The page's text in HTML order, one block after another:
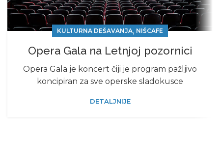
KULTURNA DEŠAVANJA, NIŠCAFE
Opera Gala na Letnjoj pozornici
Opera Gala je koncert čiji je program pažljivo
koncipiran za sve operske sladokusce
DETALJNIJE